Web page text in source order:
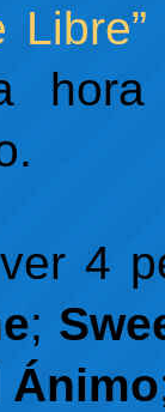
Libre”
4
;